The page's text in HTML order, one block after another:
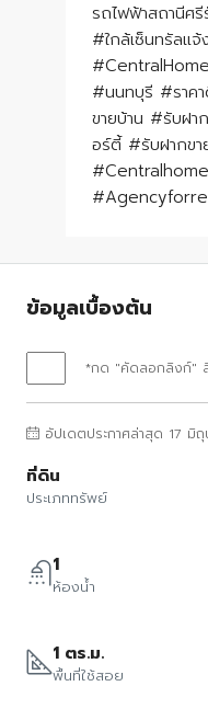
รถไฟฟ้าสถานีศ
#ใกล้เซ็นทรัลแ
#นนทบุรี #ราค
ขายบ้าน #รับฝา
อร์ตี้ #รับฝากขา
ข้อมูลเบื้องต้น
*กด "คัดลอกลิงก์" ลิ
อัปเดตประกาศล่าสุด 17 มิ
ที่ดิน
ประเภททรัพย์
1
ห้องน้ำ
1 ตร.ม.
พื้นที่ใช้สอย